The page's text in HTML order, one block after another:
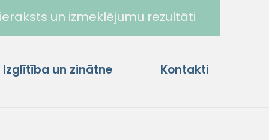
un izmeklējumu rezultāti
Izglītība un zinātne Kontakti